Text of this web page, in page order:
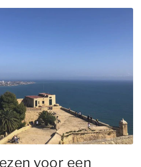
voor een